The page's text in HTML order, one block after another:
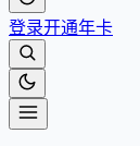
登录开通年卡